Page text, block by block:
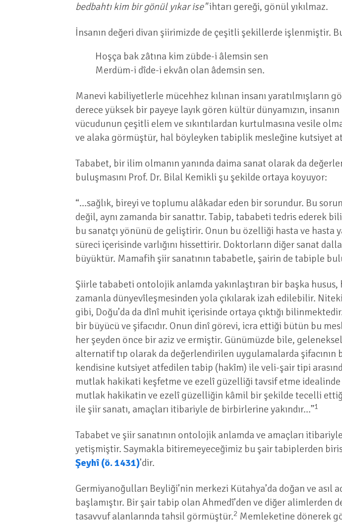
bedbahtı kim bir gönül yıkar ise"ihtarı gereği, gönül yıkılmaz.
İnsanın değeri divan şiirimizde de çeşitli şekillerde işlenmiştir.
Hoşça bak zâtına kim zübde-i âlemsin sen
Merdüm-i dîde-i ekvân olan âdemsin sen.
Manevi kabiliyetlerle mücehhez kılınan insanı yaratılmışların
derece yüksek bir payeye layık gören kültür dünyamızın,
vücudunun çeşitli elem ve sıkıntılardan kurtulmasına vesile
ve alaka görmüştür, hal böyleyken tabiplik mesleğine kutsiyet
Tababet, bir ilim olmanın yanında daima sanat olarak da
buluşmasını Prof. Dr. Bilal Kemikli şu şekilde ortaya koyuyor:
“…sağlık, bireyi ve toplumu alâkadar eden bir sorundur. Bu
değil, aynı zamanda bir sanattır. Tabip, tababeti tedris ederek
bu sanatçı yönünü de geliştirir. Onun bu özelliği hasta ve
süreci içerisinde varlığını hissettirir. Doktorların diğer sanat
büyüktür. Mamafih şiir sanatının tababetle, şairin de tabiple
Şiirle tababeti ontolojik anlamda yakınlaştıran bir başka
zamanla dünyevîleşmesinden yola çıkılarak izah edilebilir.
gibi, Doğu’da da dînî muhit içerisinde ortaya çıktığı
bir büyücü ve şifacıdır. Onun dinî görevi, icra ettiği bütün bu
her şeyden önce bir aziz ve ermiştir. Günümüzde bile,
alternatif tıp olarak da değerlendirilen uygulamalarda
kendisine kutsiyet atfedilen tabip (hakîm) ile veli-şair tipi
mutlak hakikati keşfetme ve ezelî güzelliği tavsif etme
mutlak hakikatin ve ezelî güzelliğin kâmil bir şekilde tecelli ettiği
ile şiir sanatı, amaçları itibariyle de birbirlerine yakındır…”1
Tababet ve şiir sanatının ontolojik anlamda ve amaçları
yetişmiştir. Saymakla bitiremeyeceğimiz bu şair tabiplerden
Şeyhî (ö. 1431)’dir.
Germiyanoğulları Beyliği’nin merkezi Kütahya’da doğan ve asıl
başlamıştır. Bir şair tabip olan Ahmedî’den ve diğer alimlerden
tasavvuf alanlarında tahsil görmüştür.2 Memleketine dönerek